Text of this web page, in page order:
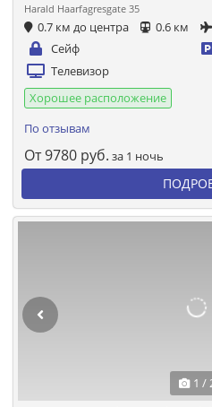
Harald Haarfagresgate 35
0.7 км до центра 0.6 км
Сейф
Телевизор
Хорошее расположение
По отзывам
От9780 руб. за 1 ночь
1 /